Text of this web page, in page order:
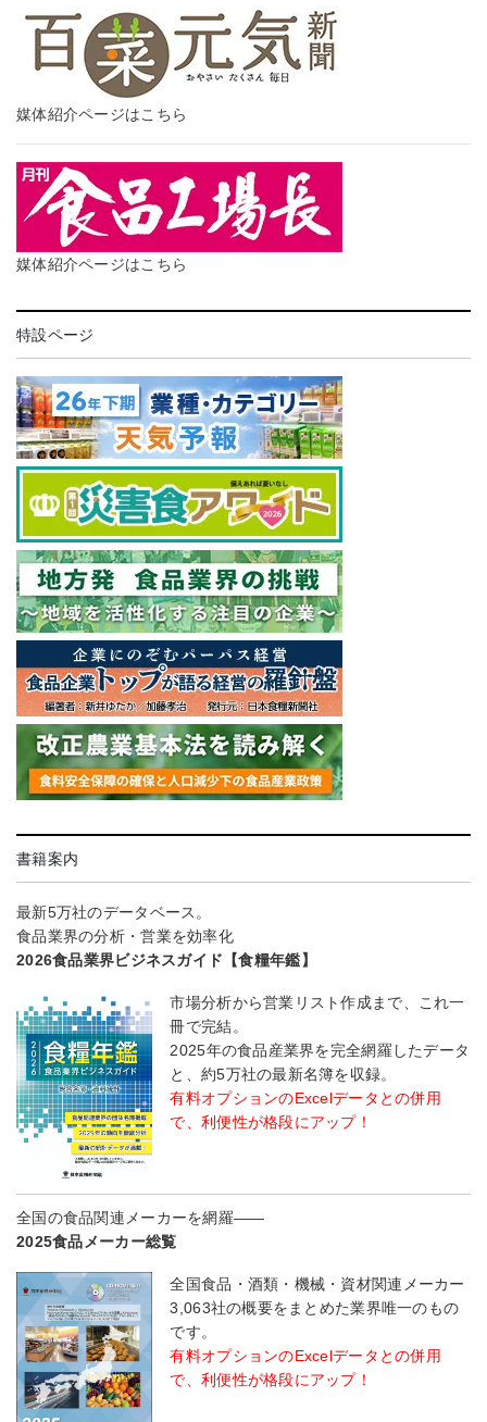
媒体紹介ページはこちら
媒体紹介ページはこちら
特設ページ
書籍案内
最新5万社のデータベース。
食品業界の分析・営業を効率化
2026食品業界ビジネスガイド【食糧年鑑】
市場分析から営業リスト作成まで、これ一
冊で完結。
2025年の食品産業界を完全網羅したデータ
と、約5万社の最新名簿を収録。
有料オプションのExcelデータとの併用
で、利便性が格段にアップ！
全国の食品関連メーカーを網羅――
2025食品メーカー総覧
全国食品・酒類・機械・資材関連メーカー
3,063社の概要をまとめた業界唯一のもの
です。
有料オプションのExcelデータとの併用
で、利便性が格段にアップ！